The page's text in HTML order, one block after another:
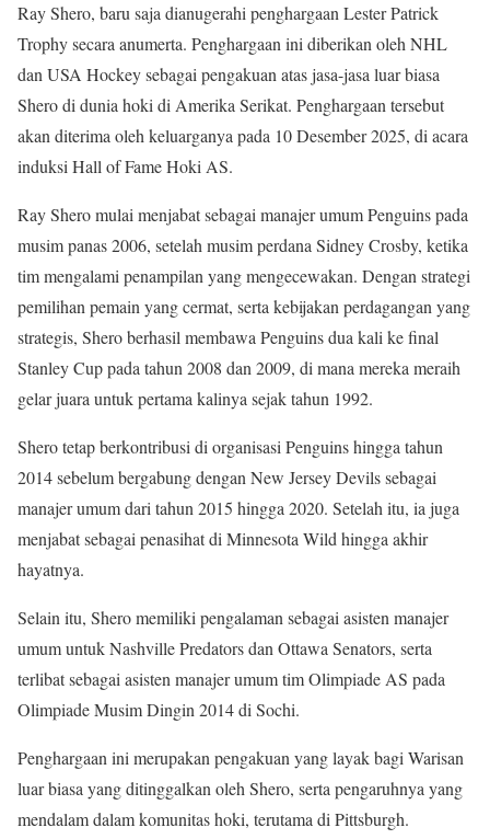
Ray Shero, baru saja dianugerahi penghargaan Lester Patrick
Trophy secara anumerta. Penghargaan ini diberikan oleh NHL
dan USA Hockey sebagai pengakuan atas jasa-jasa luar biasa
Shero di dunia hoki di Amerika Serikat. Penghargaan tersebut
akan diterima oleh keluarganya pada 10 Desember 2025, di acara
induksi Hall of Fame Hoki AS.
Ray Shero mulai menjabat sebagai manajer umum Penguins pada
musim panas 2006, setelah musim perdana Sidney Crosby, ketika
tim mengalami penampilan yang mengecewakan. Dengan strategi
pemilihan pemain yang cermat, serta kebijakan perdagangan yang
strategis, Shero berhasil membawa Penguins dua kali ke final
Stanley Cup pada tahun 2008 dan 2009, di mana mereka meraih
gelar juara untuk pertama kalinya sejak tahun 1992.
Shero tetap berkontribusi di organisasi Penguins hingga tahun
2014 sebelum bergabung dengan New Jersey Devils sebagai
manajer umum dari tahun 2015 hingga 2020. Setelah itu, ia juga
menjabat sebagai penasihat di Minnesota Wild hingga akhir
hayatnya.
Selain itu, Shero memiliki pengalaman sebagai asisten manajer
umum untuk Nashville Predators dan Ottawa Senators, serta
terlibat sebagai asisten manajer umum tim Olimpiade AS pada
Olimpiade Musim Dingin 2014 di Sochi.
Penghargaan ini merupakan pengakuan yang layak bagi Warisan
luar biasa yang ditinggalkan oleh Shero, serta pengaruhnya yang
mendalam dalam komunitas hoki, terutama di Pittsburgh.